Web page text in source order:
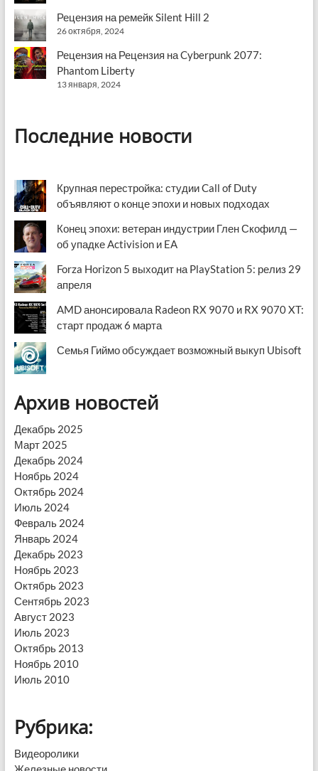
Рецензия на ремейк Silent Hill 2
26 октября, 2024
Рецензия на Рецензия на Cyberpunk 2077:
Phantom Liberty
13 января, 2024
Последние новости
Крупная перестройка: студии Call of Duty
объявляют о конце эпохи и новых подходах
Конец эпохи: ветеран индустрии Глен Скофилд —
об упадке Activision и EA
Forza Horizon 5 выходит на PlayStation 5: релиз 29
апреля
AMD анонсировала Radeon RX 9070 и RX 9070 XT:
старт продаж 6 марта
Семья Гиймо обсуждает возможный выкуп Ubisoft
Архив новостей
Декабрь 2025
Март 2025
Декабрь 2024
Ноябрь 2024
Октябрь 2024
Июль 2024
Февраль 2024
Январь 2024
Декабрь 2023
Ноябрь 2023
Октябрь 2023
Сентябрь 2023
Август 2023
Июль 2023
Октябрь 2013
Ноябрь 2010
Июль 2010
Рубрика:
Видеоролики